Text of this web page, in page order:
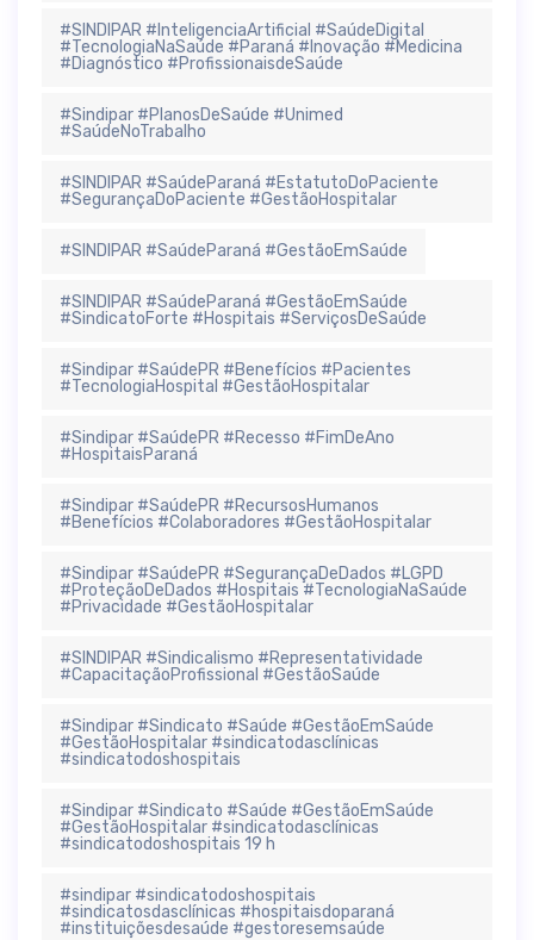
#SINDIPAR #InteligenciaArtificial #SaúdeDigital
#TecnologiaNaSaúde #Paraná #Inovação #Medicina
#Diagnóstico #ProfissionaisdeSaúde
#Sindipar #PlanosDeSaúde #Unimed
#SaúdeNoTrabalho
#SINDIPAR #SaúdeParaná #EstatutoDoPaciente
#SegurançaDoPaciente #GestãoHospitalar
#SINDIPAR #SaúdeParaná #GestãoEmSaúde
#SINDIPAR #SaúdeParaná #GestãoEmSaúde
#SindicatoForte #Hospitais #ServiçosDeSaúde
#Sindipar #SaúdePR #Benefícios #Pacientes
#TecnologiaHospital #GestãoHospitalar
#Sindipar #SaúdePR #Recesso #FimDeAno
#HospitaisParaná
#Sindipar #SaúdePR #RecursosHumanos
#Benefícios #Colaboradores #GestãoHospitalar
#Sindipar #SaúdePR #SegurançaDeDados #LGPD
#ProteçãoDeDados #Hospitais #TecnologiaNaSaúde
#Privacidade #GestãoHospitalar
#SINDIPAR #Sindicalismo #Representatividade
#CapacitaçãoProfissional #GestãoSaúde
#Sindipar #Sindicato #Saúde #GestãoEmSaúde
#GestãoHospitalar #sindicatodasclínicas
#sindicatodoshospitais
#Sindipar #Sindicato #Saúde #GestãoEmSaúde
#GestãoHospitalar #sindicatodasclínicas
#sindicatodoshospitais 19 h
#sindipar #sindicatodoshospitais
#sindicatosdasclínicas #hospitaisdoparaná
#instituiçõesdesaúde #gestoresemsaúde